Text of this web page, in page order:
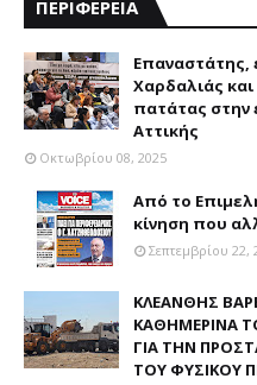
ΠΕΡΙΦΕΡΕΙΑ
Επαναστάτης,
Χαρδαλιάς
πατάτας στην
Αττικής
Οκτωβρίου 08, 2025
Από το
κίνηση που
Σεπτεμβρίου 22,
ΚΛΕΑΝΘΗΣ
ΚΑΘΗΜΕΡΙΝΑ
ΓΙΑ ΤΗΝ
ΤΟΥ ΦΥΣΙΚΟΥ